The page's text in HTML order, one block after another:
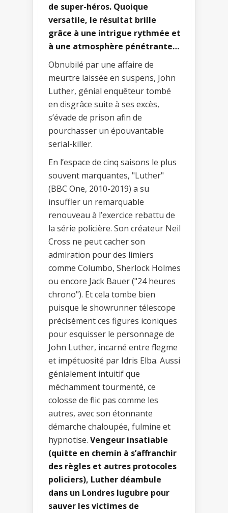
de super-héros. Quoique
versatile, le résultat brille
grâce à une intrigue rythmée et
à une atmosphère pénétrante…
Obnubilé par une affaire de
meurtre laissée en suspens, John
Luther, génial enquêteur tombé
en disgrâce suite à ses excès,
s’évade de prison afin de
pourchasser un épouvantable
serial-killer.
En l’espace de cinq saisons le plus
souvent marquantes, "Luther"
(BBC One, 2010-2019) a su
insuffler un remarquable
renouveau à l’exercice rebattu de
la série policière. Son créateur Neil
Cross ne peut cacher son
admiration pour des limiers
comme Columbo, Sherlock Holmes
ou encore Jack Bauer ("24 heures
chrono"). Et cela tombe bien
puisque le showrunner télescope
précisément ces figures iconiques
pour esquisser le personnage de
John Luther, incarné entre flegme
et impétuosité par Idris Elba. Aussi
génialement intuitif que
méchamment tourmenté, ce
colosse de flic pas comme les
autres, avec son étonnante
démarche chaloupée, fulmine et
hypnotise. Vengeur insatiable
(quitte en chemin à s’affranchir
des règles et autres protocoles
policiers), Luther déambule
dans un Londres lugubre pour
sauver les victimes de